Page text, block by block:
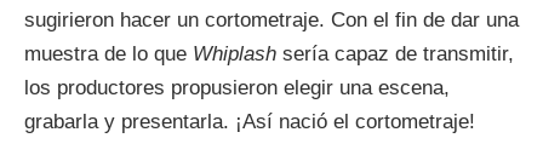
sugirieron hacer un cortometraje. Con el fin de dar una
muestra de lo que Whiplash sería capaz de transmitir,
los productores propusieron elegir una escena,
grabarla y presentarla. ¡Así nació el cortometraje!